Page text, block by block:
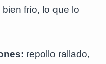
frío, lo que lo
repollo rallado,